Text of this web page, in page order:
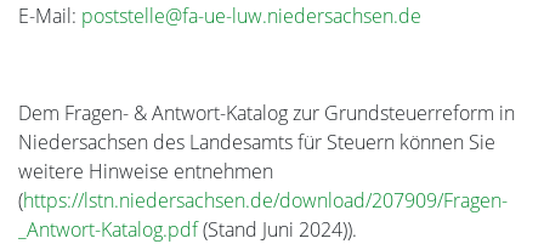
E-Mail: poststelle@fa-ue-luw.niedersachsen.de
Dem Fragen- & Antwort-Katalog zur Grundsteuerreform in
Niedersachsen des Landesamts für Steuern können Sie
weitere Hinweise entnehmen
(https://lstn.niedersachsen.de/download/207909/Fragen-
_Antwort-Katalog.pdf(Stand Juni 2024)).